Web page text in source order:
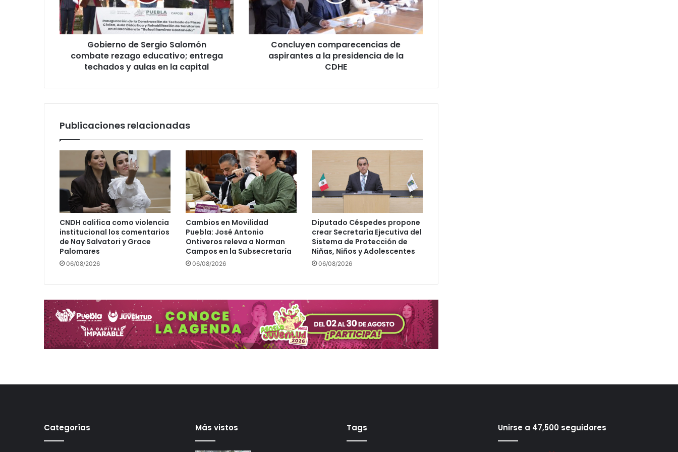
r
n
o
d
g
a
l
o
ó
c
m
b
a
t
e
r
a
g
o
e
d
u
t
;
Gobierno de Sergio Salomón
combate rezago educativo; entrega
techados y aulas en la capital
u
y
n
a
n
c
i
a
s
d
e
a
s
p
i
r
e
a
l
a
p
s
Concluyen comparecencias de
aspirantes a la presidencia de la
CDHE
Publicaciones relacionadas
CNDH califica como violencia
institucional los comentarios
de Nay Salvatori y Grace
Palomares
06/08/2026
Cambios en Movilidad
Puebla: José Antonio
Ontiveros releva a Norman
Campos en la Subsecretaría
06/08/2026
Diputado Céspedes propone
crear Secretaría Ejecutiva del
Sistema de Protección de
Niñas, Niños y Adolescentes
06/08/2026
Categorías Más vistos Tags Unirse a 47,500 seguidores